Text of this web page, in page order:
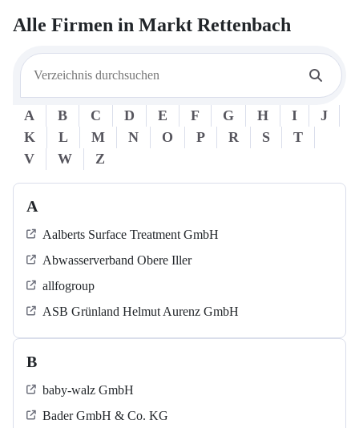
Alle Firmen in Markt Rettenbach
A B C D E F G H I
J
K
L M N O P R S
T
V
W Z
A
Aalberts Surface Treatment GmbH
Abwasserverband Obere Iller
allfogroup
ASB Grün­land Helmut Au­renz GmbH
B
baby-walz GmbH
Bader GmbH & Co. KG